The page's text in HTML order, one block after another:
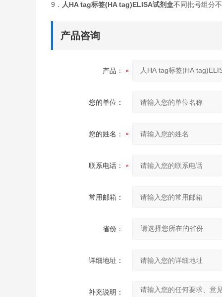
9． 人HA tag标签(HA tag)ELISA试剂盒不同批号组分
产品咨询
产品：
您的单位：
您的姓名：
联系电话：
常用邮箱：
省份：
详细地址：
补充说明：